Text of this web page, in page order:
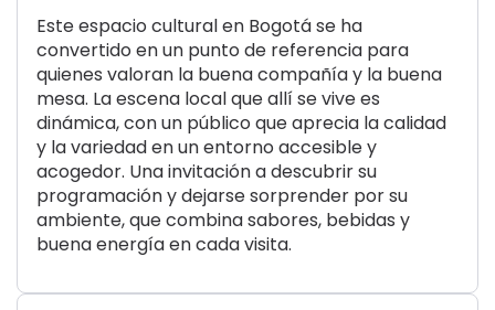
Este espacio cultural en Bogotá se ha
convertido en un punto de referencia para
quienes valoran la buena compañía y la buena
mesa. La escena local que allí se vive es
dinámica, con un público que aprecia la calidad
y la variedad en un entorno accesible y
acogedor. Una invitación a descubrir su
programación y dejarse sorprender por su
ambiente, que combina sabores, bebidas y
buena energía en cada visita.